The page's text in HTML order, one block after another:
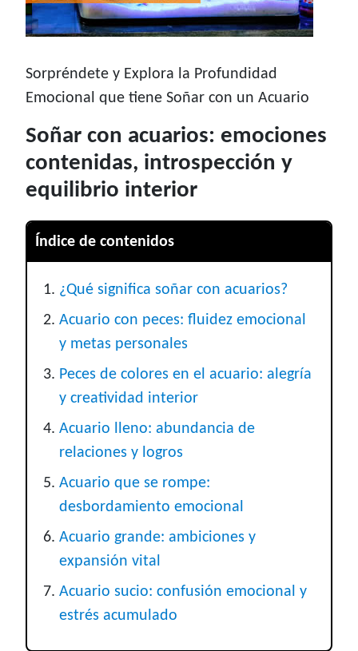
Sorpréndete y Explora la Profundidad
Emocional que tiene Soñar con un Acuario
Soñar con acuarios: emociones
contenidas, introspección y
equilibrio interior
Índice de contenidos
¿Qué significa soñar con acuarios?
Acuario con peces: fluidez emocional
y metas personales
Peces de colores en el acuario: alegría
y creatividad interior
Acuario lleno: abundancia de
relaciones y logros
Acuario que se rompe:
desbordamiento emocional
Acuario grande: ambiciones y
expansión vital
Acuario sucio: confusión emocional y
estrés acumulado